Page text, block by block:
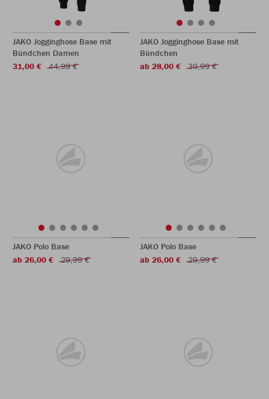
JAKO Jogginghose Base mit
Bündchen Damen
31,00 €
44,99 €
JAKO Jogginghose Base mit
Bündchen
ab 28,00 €
39,99 €
JAKO Polo Base
ab 26,00 €
29,99 €
JAKO Polo Base
ab 26,00 €
29,99 €